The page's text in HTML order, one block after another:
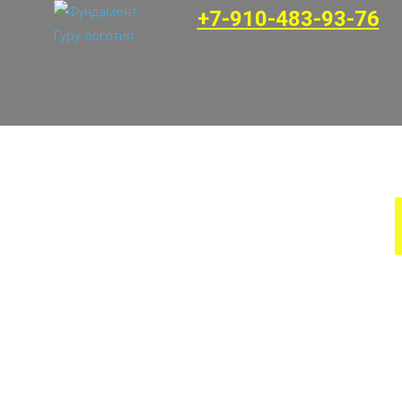
+7-910-483-93-76